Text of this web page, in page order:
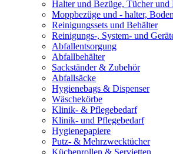
Halter und Bezüge, Tücher und
Moppbezüge und - halter,
Reinigungssets und Behälter
Reinigungs-, System- und
Abfallentsorgung
Abfallbehälter
Sackständer & Zubehör
Abfallsäcke
Hygienebags & Dispenser
Wäschekörbe
Klinik- & Pflegebedarf
Klinik- und Pflegebedarf
Hygienepapiere
Putz- & Mehrzwecktücher